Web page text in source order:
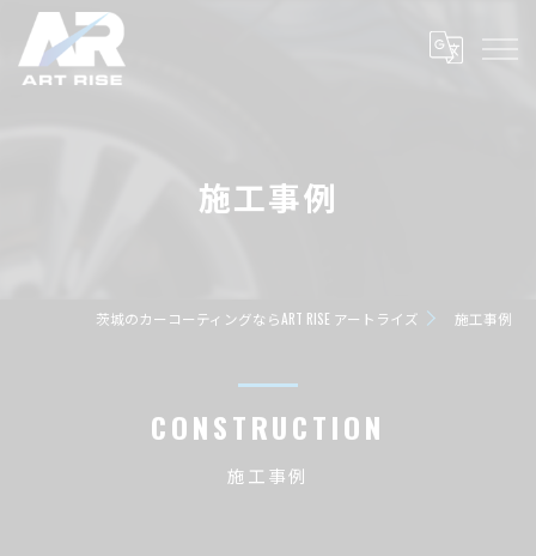
施工事例
茨城のカーコーティングならART RISE アートライズ 施工事例
CONSTRUCTION
施工事例